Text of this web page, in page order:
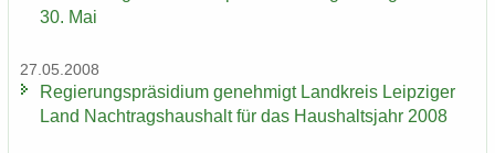
30. Mai
27.05.2008
Re­gie­rungs­prä­si­di­um ge­neh­migt Land­kreis Leip­zi­ger
Land Nach­trags­haus­halt für das Haus­halts­jahr 2008